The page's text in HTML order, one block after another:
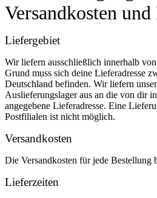
Versandkosten und
Liefergebiet
Wir liefern ausschließlich innerhalb
Grund muss sich deine Lieferadresse
Deutschland befinden. Wir liefern
Auslieferungslager aus an die von dir
angegebene Lieferadresse. Eine
Postfilialen ist nicht möglich.
Versandkosten
Die Versandkosten für jede Bestellung
Lieferzeiten